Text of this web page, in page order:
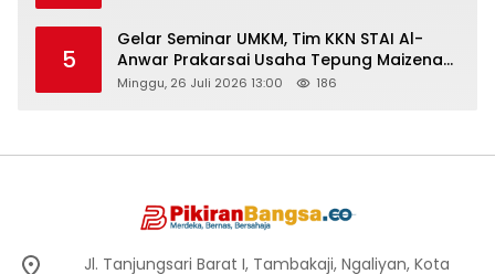
5
Gelar Seminar UMKM, Tim KKN STAI Al-
Anwar Prakarsai Usaha Tepung Maizena
di Logung
Minggu, 26 Juli 2026 13:00 186
Jl. Tanjungsari Barat I, Tambakaji, Ngaliyan, Kota